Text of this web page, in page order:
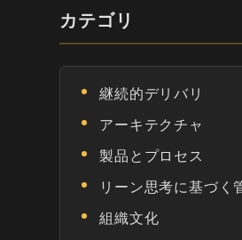
カテゴリ
継続的デリバリ
アーキテクチャ
製品とプロセス
リーン思考に基づく
組織文化